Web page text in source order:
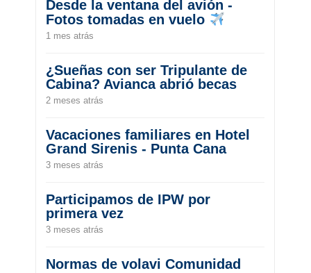
Desde la ventana del avión -
Fotos tomadas en vuelo
1 mes atrás
¿Sueñas con ser Tripulante de
Cabina? Avianca abrió becas
2 meses atrás
Vacaciones familiares en Hotel
Grand Sirenis - Punta Cana
3 meses atrás
Participamos de IPW por
primera vez
3 meses atrás
Normas de volavi Comunidad